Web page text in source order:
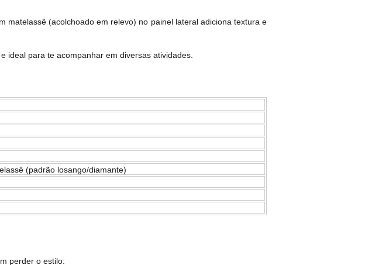
matelassê (acolchoado em relevo) no painel lateral adiciona textura e
ideal para te acompanhar em diversas atividades.
(padrão losango/diamante)
perder o estilo: